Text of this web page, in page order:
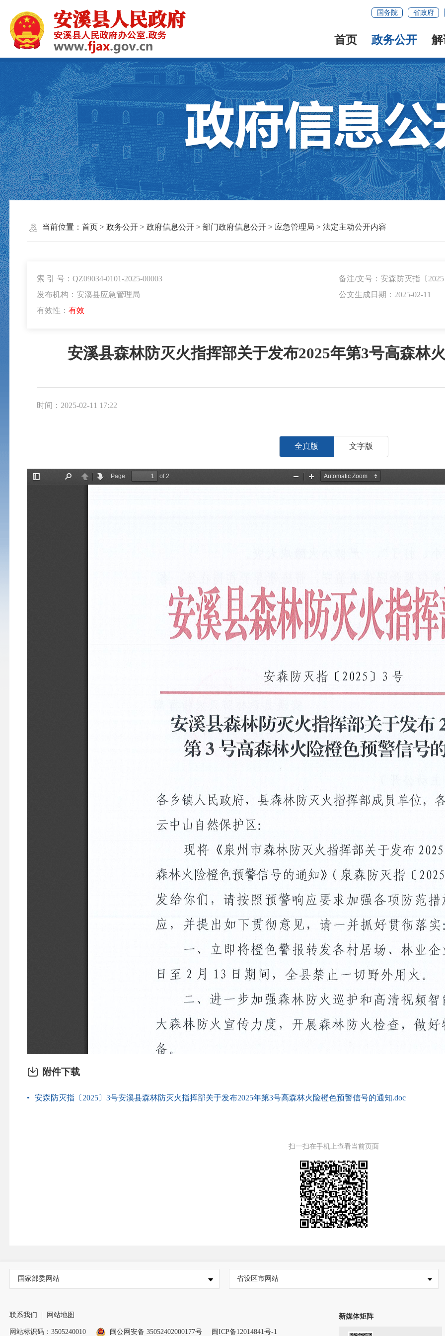
国务院 省政府
首页 政务公开
当前位置： 首页> 政务公开> 政府信息公开> 部门政府信息公开> 应急管理局 > 法定主动公开内容
索 引 号：QZ09034-0101-2025-00003
备注/文号：安森防灭指〔
发布机构：安溪县应急管理局
公文生成日期：2025-02-11
有效性： 有效
安溪县森林防灭火指挥部关于发布2025年第3号高森林
时间：2025-02-11 17:22
全真版 文字版
附件下载
安森防灭指〔2025〕3号安溪县森林防灭火指挥部关于发布2025年第3号高森林火险橙色预警信号的通知.doc
扫一扫在手机上查看当前页面
国家部委网站 省设区市网站
联系我们 网站地图
网站标识码：3505240010 闽公网安备 35052402000177号 闽ICP备12014841号-1
新媒体矩阵